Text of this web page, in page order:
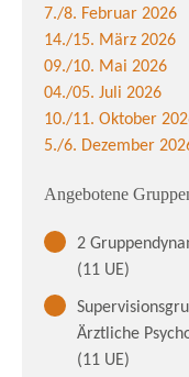
7./8. Februar 2026
14./15. März 2026
09./10. Mai 2026
04./05. Juli 2026
10./11. Oktober
5./6. Dezember
Angebotene
2
(11 UE)
Ärztliche
(11 UE)